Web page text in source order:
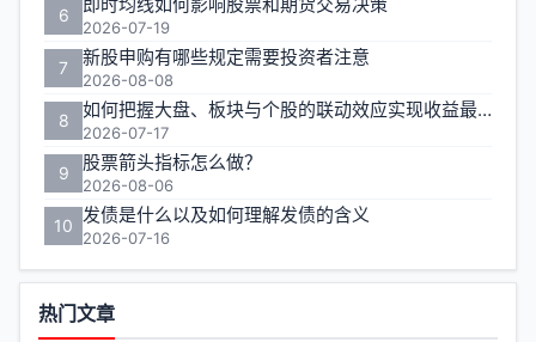
第
页
6
2026-07-19
7 新股申购有哪些规定需要投资者注意
2026-08-08
8 如何把握大盘、板块与个股的联动效应实现收益最大化？
2026-07-17
9 股票箭头指标怎么做？
2026-08-06
10 发债是什么以及如何理解发债的含义
2026-07-16
热门文章